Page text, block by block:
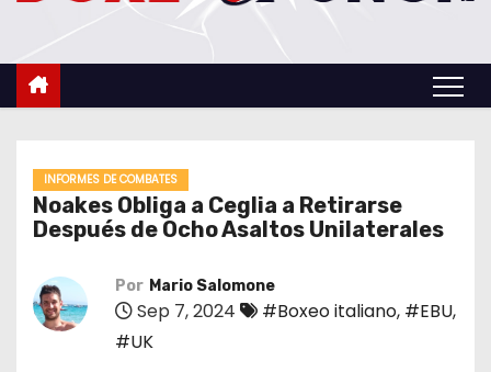
l
INFORMES DE COMBATES
Noakes Obliga a Ceglia a Retirarse
Después de Ocho Asaltos Unilaterales
Por Mario Salomone
Sep 7, 2024 #Boxeo italiano, #EBU,
#UK